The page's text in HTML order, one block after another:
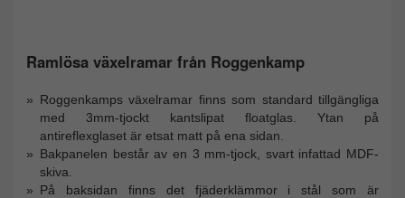
Ramlösa växelramar från Roggenkamp
Roggenkamps växelramar finns som standard tillgängliga
med 3mm-tjockt kantslipat floatglas. Ytan på
antireflexglaset är etsat matt på ena sidan.
Bakpanelen består av en 3 mm-tjock, svart infattad MDF-
skiva.
På baksidan finns det fjäderklämmor i stål som är